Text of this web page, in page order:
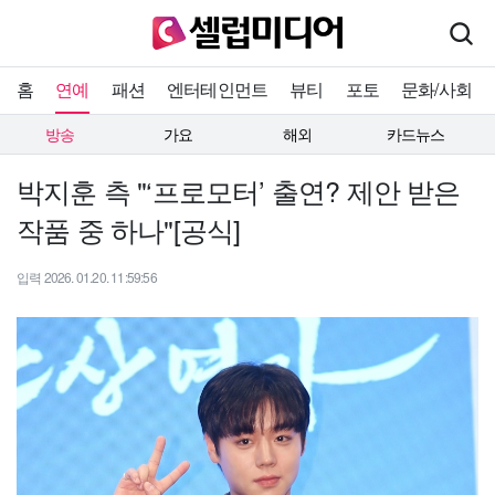
홈 연예 패션 엔터테인먼트 뷰티 포토 문화/사회
방송 가요 해외 카드뉴스
박지훈 측 "‘프로모터’ 출연? 제안 받은
작품 중 하나"[공식]
입력 2026. 01.20. 11:59:56